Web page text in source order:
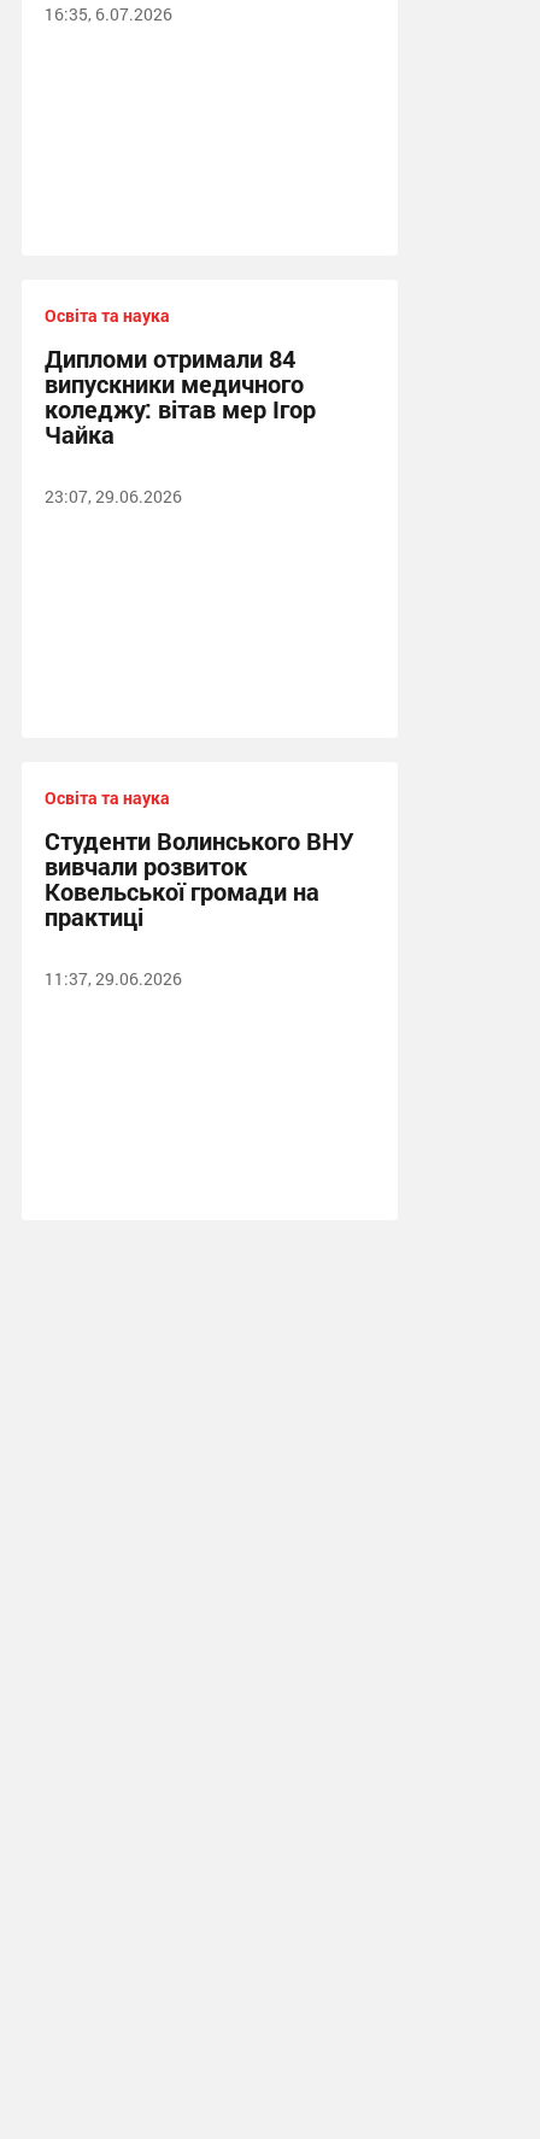
16:35, 6.07.2026
Освіта та наука
Дипломи отримали 84
випускники медичного
коледжу: вітав мер Ігор
Чайка
23:07, 29.06.2026
Освіта та наука
Студенти Волинського ВНУ
вивчали розвиток
Ковельської громади на
практиці
11:37, 29.06.2026